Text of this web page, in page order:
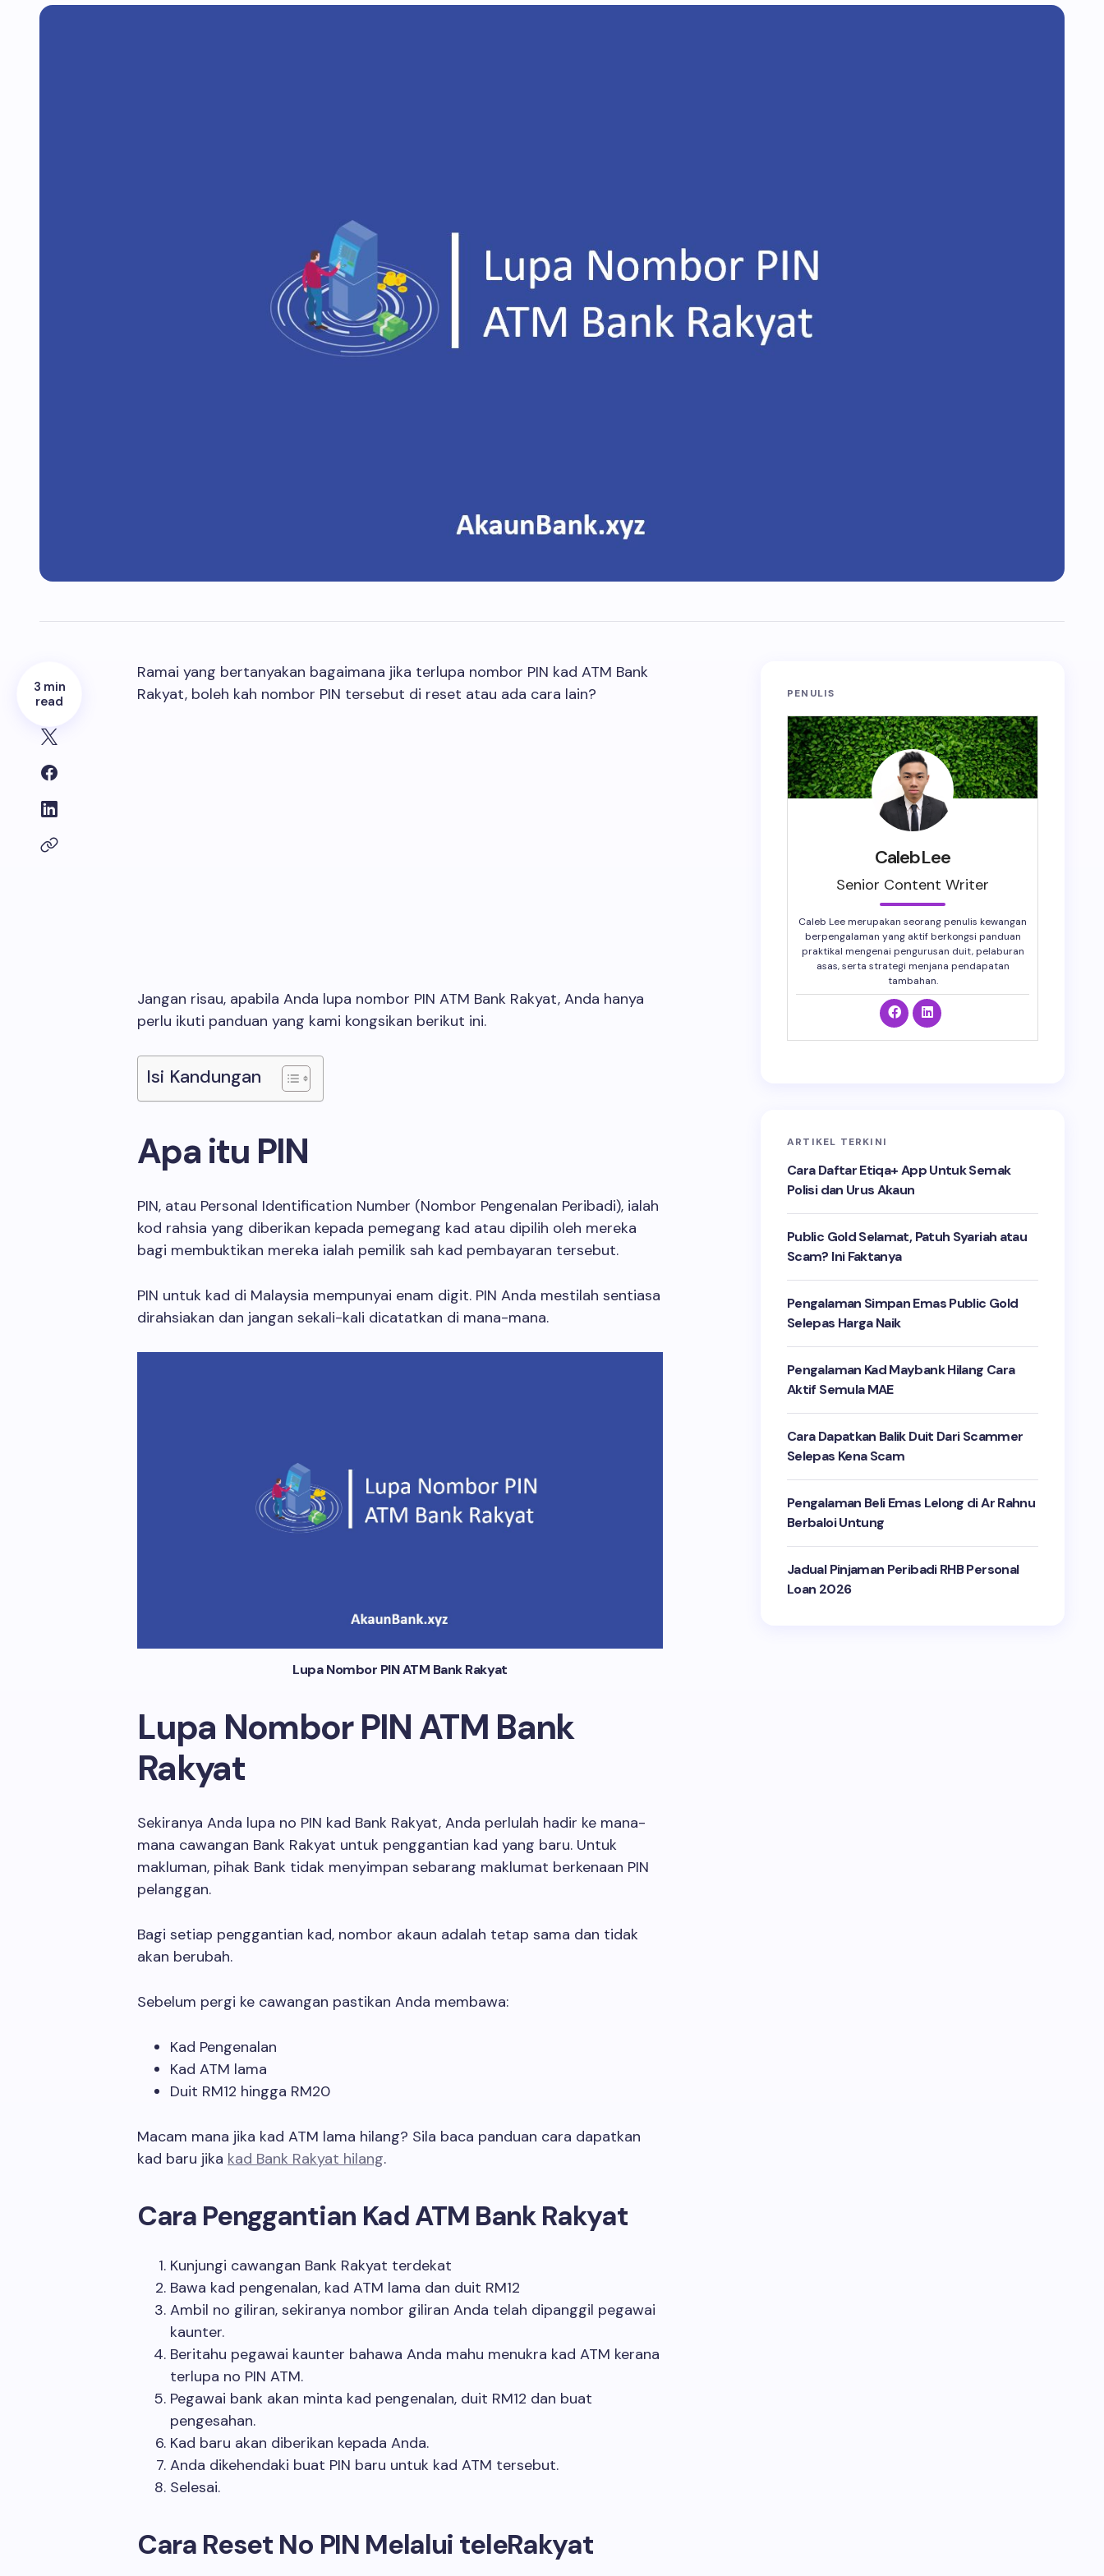
3 min
read
Ramai yang bertanyakan bagaimana jika terlupa nombor PIN kad ATM Bank
Rakyat, boleh kah nombor PIN tersebut di reset atau ada cara lain?
Jangan risau, apabila Anda lupa nombor PIN ATM Bank Rakyat, Anda hanya
perlu ikuti panduan yang kami kongsikan berikut ini.
Isi Kandungan
Apa itu PIN
PIN, atau Personal Identification Number (Nombor Pengenalan Peribadi), ialah
kod rahsia yang diberikan kepada pemegang kad atau dipilih oleh mereka
bagi membuktikan mereka ialah pemilik sah kad pembayaran tersebut.
PIN untuk kad di Malaysia mempunyai enam digit. PIN Anda mestilah sentiasa
dirahsiakan dan jangan sekali-kali dicatatkan di mana-mana.
Lupa Nombor PIN ATM Bank Rakyat
Lupa Nombor PIN ATM Bank
Rakyat
Sekiranya Anda lupa no PIN kad Bank Rakyat, Anda perlulah hadir ke mana-
mana cawangan Bank Rakyat untuk penggantian kad yang baru. Untuk
makluman, pihak Bank tidak menyimpan sebarang maklumat berkenaan PIN
pelanggan.
Bagi setiap penggantian kad, nombor akaun adalah tetap sama dan tidak
akan berubah.
Sebelum pergi ke cawangan pastikan Anda membawa:
Kad Pengenalan
Kad ATM lama
Duit RM12 hingga RM20
Macam mana jika kad ATM lama hilang? Sila baca panduan cara dapatkan
kad baru jika kad Bank Rakyat hilang.
Cara Penggantian Kad ATM Bank Rakyat
Kunjungi cawangan Bank Rakyat terdekat
Bawa kad pengenalan, kad ATM lama dan duit RM12
Ambil no giliran, sekiranya nombor giliran Anda telah dipanggil pegawai
kaunter.
Beritahu pegawai kaunter bahawa Anda mahu menukra kad ATM kerana
terlupa no PIN ATM.
Pegawai bank akan minta kad pengenalan, duit RM12 dan buat
pengesahan.
Kad baru akan diberikan kepada Anda.
Anda dikehendaki buat PIN baru untuk kad ATM tersebut.
Selesai.
Cara Reset No PIN Melalui teleRakyat
PENULIS
CalebLee
Senior Content Writer
Caleb Lee merupakan seorang penulis kewangan
berpengalaman yang aktif berkongsi panduan
praktikal mengenai pengurusan duit, pelaburan
asas, serta strategi menjana pendapatan
tambahan.
ARTIKEL TERKINI
Cara Daftar Etiqa+ App Untuk Semak
Polisi dan Urus Akaun
Public Gold Selamat, Patuh Syariah atau
Scam? Ini Faktanya
Pengalaman Simpan Emas Public Gold
Selepas Harga Naik
Pengalaman Kad Maybank Hilang Cara
Aktif Semula MAE
Cara Dapatkan Balik Duit Dari Scammer
Selepas Kena Scam
Pengalaman Beli Emas Lelong di Ar Rahnu
Berbaloi Untung
Jadual Pinjaman Peribadi RHB Personal
Loan 2026